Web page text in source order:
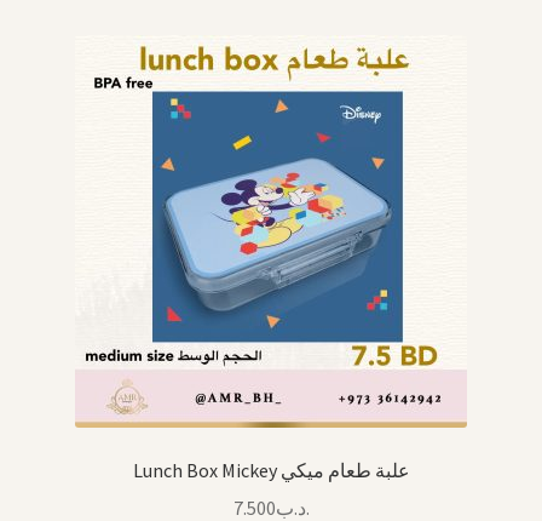
Lunch Box Mickey علبة طعام ميكي
.د.ب7.500